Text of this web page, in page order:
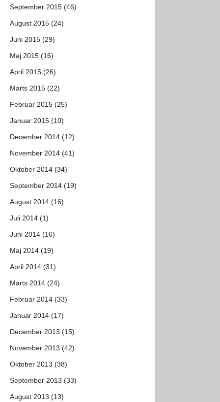
September 2015 (46)
August 2015 (24)
Juni 2015 (29)
Maj 2015 (16)
April 2015 (26)
Marts 2015 (22)
Februar 2015 (25)
Januar 2015 (10)
December 2014 (12)
November 2014 (41)
Oktober 2014 (34)
September 2014 (19)
August 2014 (16)
Juli 2014 (1)
Juni 2014 (16)
Maj 2014 (19)
April 2014 (31)
Marts 2014 (24)
Februar 2014 (33)
Januar 2014 (17)
December 2013 (15)
November 2013 (42)
Oktober 2013 (38)
September 2013 (33)
August 2013 (13)